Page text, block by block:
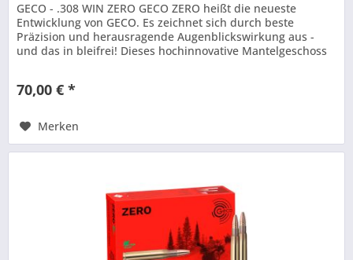
GECO - .308 WIN ZERO GECO ZERO heißt die neueste
Entwicklung von GECO. Es zeichnet sich durch beste
Präzision und herausragende Augenblickswirkung aus -
und das in bleifrei! Dieses hochinnovative Mantelgeschoss
70,00 € *
Merken